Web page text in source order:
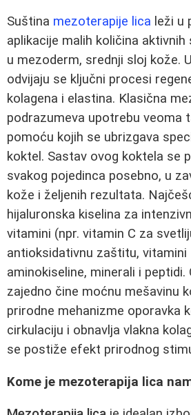
Suština mezoterapije lica leži u
aplikacije malih količina
u mezoderm, srednji sloj kože.
odvijaju se ključni procesi
kolagena i elastina. Klasična
podrazumeva upotrebu veoma
pomoću kojih se ubrizgava
koktel. Sastav ovog koktela se
svakog pojedinca posebno, u
kože i željenih rezultata.
hijaluronska kiselina za
vitamini (npr. vitamin C za
antioksidativnu zaštitu, vitamini
aminokiseline, minerali i peptidi.
zajedno čine moćnu mešavinu
prirodne mehanizme oporavka
cirkulaciju i obnavlja vlakna
se postiže efekt prirodnog
Kome je mezoterapija lica